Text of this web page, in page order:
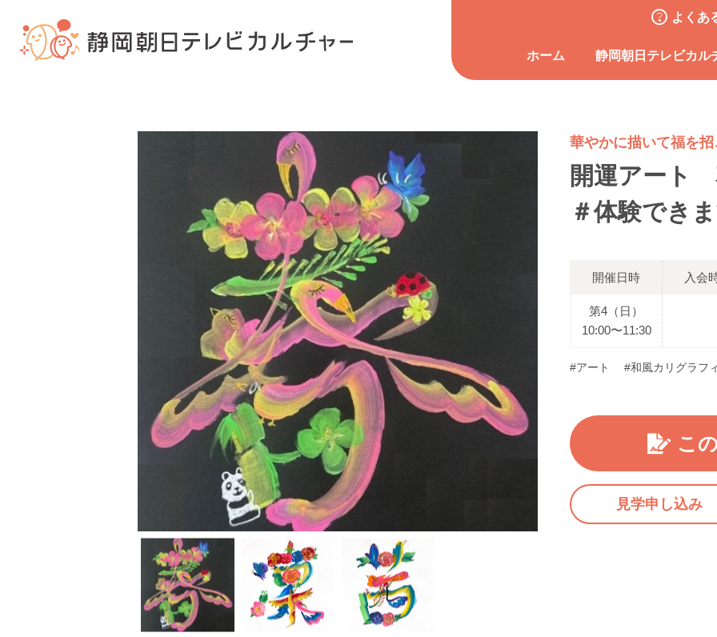
よくあ
ホーム 静岡朝日テレビカル
華やかに描いて福を
開運アー
＃体験でき
開催日時 入会
第4（日）
10:00〜11:30
#アート #和風カリグラフ
こ
見学申し込み